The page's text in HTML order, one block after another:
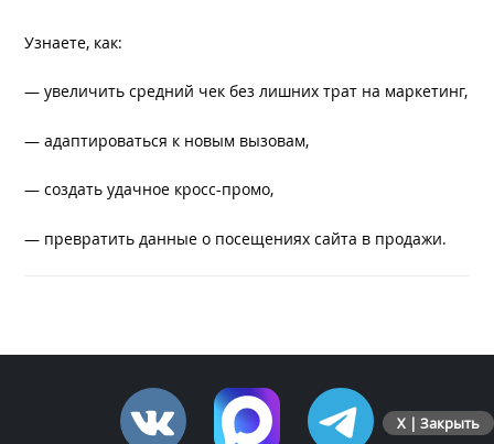
Узнаете, как:
— увеличить средний чек без лишних трат на маркетинг,
— адаптироваться к новым вызовам,
— создать удачное кросс-промо,
— превратить данные о посещениях сайта в продажи.
X | Закрыть